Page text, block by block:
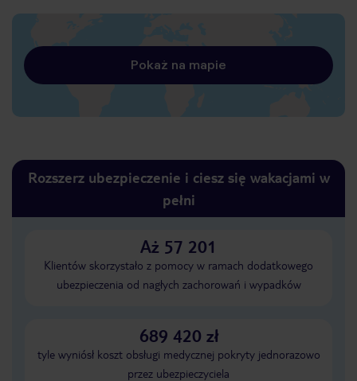
Pokaż na mapie
Rozszerz ubezpieczenie i ciesz się wakacjami w
pełni
Aż 57 201
Klientów skorzystało z pomocy w ramach dodatkowego
ubezpieczenia od nagłych zachorowań i wypadków
689 420 zł
tyle wyniósł koszt obsługi medycznej pokryty jednorazowo
przez ubezpieczyciela